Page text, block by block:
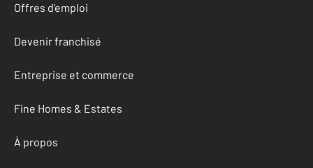
Offres d'emploi
Devenir franchisé
Entreprise et commerce
Fine Homes & Estates
À propos